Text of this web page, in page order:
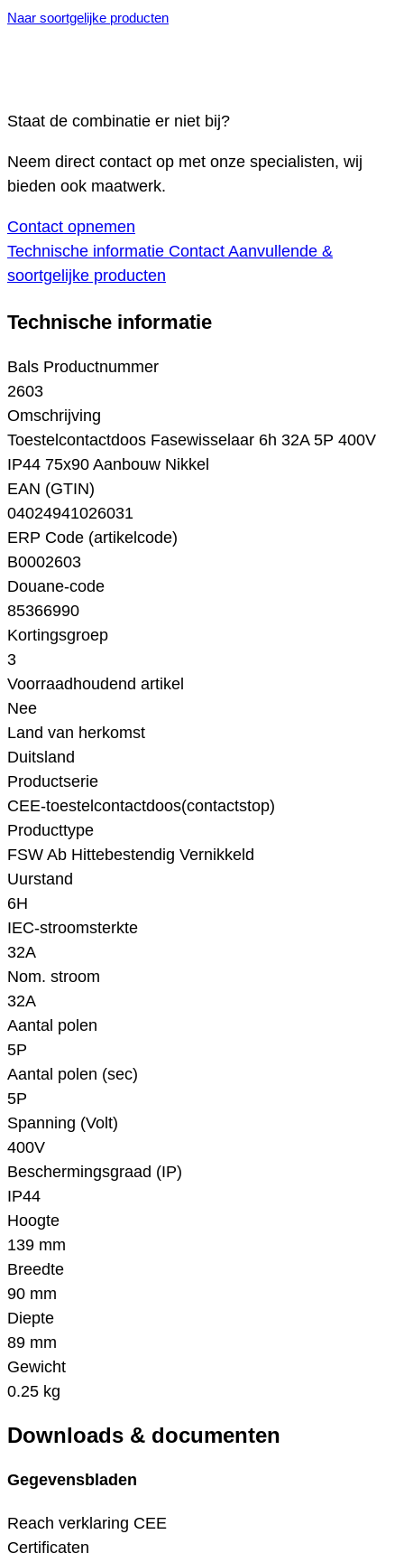
Naar soortgelijke producten
Staat de combinatie er niet bij?
Neem direct contact op met onze specialisten, wij
bieden ook maatwerk.
Contact opnemen
Technische informatie Contact Aanvullende &
soortgelijke producten
Technische informatie
Bals Productnummer
2603
Omschrijving
Toestelcontactdoos Fasewisselaar 6h 32A 5P 400V
IP44 75x90 Aanbouw Nikkel
EAN (GTIN)
04024941026031
ERP Code (artikelcode)
B0002603
Douane-code
85366990
Kortingsgroep
3
Voorraadhoudend artikel
Nee
Land van herkomst
Duitsland
Productserie
CEE-toestelcontactdoos(contactstop)
Producttype
FSW Ab Hittebestendig Vernikkeld
Uurstand
6H
IEC-stroomsterkte
32A
Nom. stroom
32A
Aantal polen
5P
Aantal polen (sec)
5P
Spanning (Volt)
400V
Beschermingsgraad (IP)
IP44
Hoogte
139 mm
Breedte
90 mm
Diepte
89 mm
Gewicht
0.25 kg
Downloads & documenten
Gegevensbladen
Reach verklaring CEE
Certificaten